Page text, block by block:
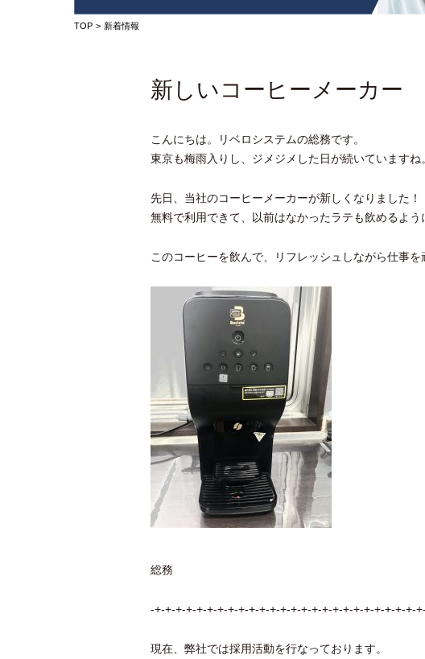
TOP 新着情報
新しいコーヒーメーカー
こんにちは。リベロシステムの総務です。
東京も梅雨入りし、ジメジメした日が続いていますね。
先日、当社のコーヒーメーカーが新しくなりました！
無料で利用できて、以前はなかったラテも飲めるよう
このコーヒーを飲んで、リフレッシュしながら仕事を
総務
-+-+-+-+-+-+-+-+-+-+-+-+-+-+-+-+-+-+-+-+-+-+-+-+-+-
現在、弊社では採用活動を行なっております。